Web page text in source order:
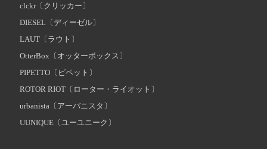
clckr〔クリッカー〕
DIESEL〔ディーゼル〕
LAUT〔ラウト〕
OtterBox〔オッターボックス〕
PIPETTO〔ピペット〕
ROTOR RIOT〔ローター・ライオット〕
urbanista〔アーバニスタ〕
UUNIQUE〔ユーユニーク〕